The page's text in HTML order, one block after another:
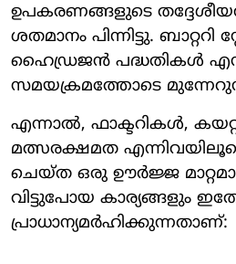
ഉപകരണങ്ങളുടെ
ശതമാനം പിന്നിട്ടു. ബാറ്ററി
ഹൈഡ്രജൻ പദ്ധതികൾ
സമയക്രമത്തോടെ
എന്നാൽ, ഫാക്ടറികൾ,
മത്സരക്ഷമത എന്നിവയിലൂടെ
ചെയ്ത ഒരു ഊർജ്ജ
വിട്ടുപോയ കാര്യങ്ങളും
പ്രാധാന്യമർഹിക്കുന്നതാണ്: